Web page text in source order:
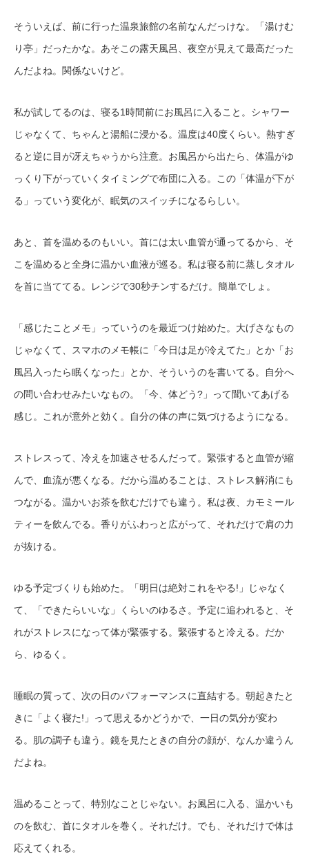
そういえば、前に行った温泉旅館の名前なんだっけな。「湯けむ
り亭」だったかな。あそこの露天風呂、夜空が見えて最高だった
んだよね。関係ないけど。
私が試してるのは、寝る1時間前にお風呂に入ること。シャワー
じゃなくて、ちゃんと湯船に浸かる。温度は40度くらい。熱すぎ
ると逆に目が冴えちゃうから注意。お風呂から出たら、体温がゆ
っくり下がっていくタイミングで布団に入る。この「体温が下が
る」っていう変化が、眠気のスイッチになるらしい。
あと、首を温めるのもいい。首には太い血管が通ってるから、そ
こを温めると全身に温かい血液が巡る。私は寝る前に蒸しタオル
を首に当ててる。レンジで30秒チンするだけ。簡単でしょ。
「感じたことメモ」っていうのを最近つけ始めた。大げさなもの
じゃなくて、スマホのメモ帳に「今日は足が冷えてた」とか「お
風呂入ったら眠くなった」とか、そういうのを書いてる。自分へ
の問い合わせみたいなもの。「今、体どう?」って聞いてあげる
感じ。これが意外と効く。自分の体の声に気づけるようになる。
ストレスって、冷えを加速させるんだって。緊張すると血管が縮
んで、血流が悪くなる。だから温めることは、ストレス解消にも
つながる。温かいお茶を飲むだけでも違う。私は夜、カモミール
ティーを飲んでる。香りがふわっと広がって、それだけで肩の力
が抜ける。
ゆる予定づくりも始めた。「明日は絶対これをやる!」じゃなく
て、「できたらいいな」くらいのゆるさ。予定に追われると、そ
れがストレスになって体が緊張する。緊張すると冷える。だか
ら、ゆるく。
睡眠の質って、次の日のパフォーマンスに直結する。朝起きたと
きに「よく寝た!」って思えるかどうかで、一日の気分が変わ
る。肌の調子も違う。鏡を見たときの自分の顔が、なんか違うん
だよね。
温めることって、特別なことじゃない。お風呂に入る、温かいも
のを飲む、首にタオルを巻く。それだけ。でも、それだけで体は
応えてくれる。